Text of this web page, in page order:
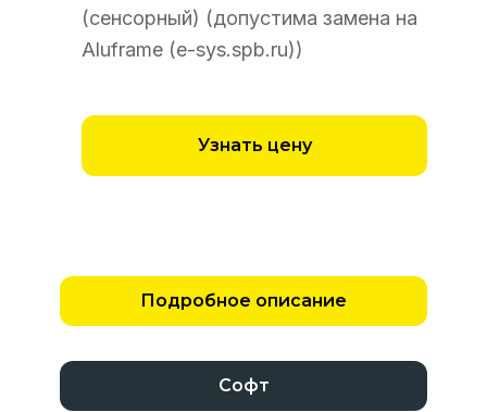
(сенсорный) (допустима замена на
Aluframe (e-sys.spb.ru))
Узнать цену
Подробное описание
Софт